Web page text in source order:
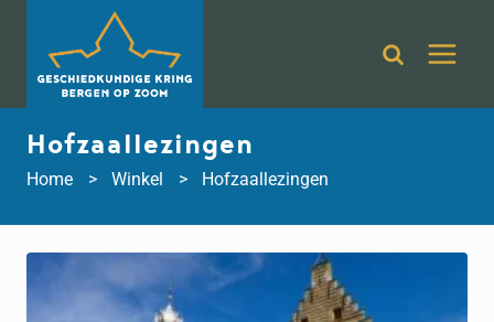
inhoud
Hofzaallezingen
Home Winkel Hofzaallezingen